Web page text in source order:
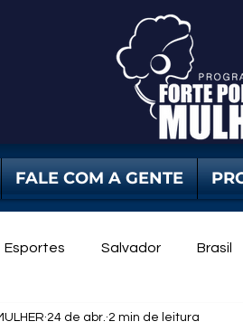
FALE COM A GENTE
Esportes Salvador Brasil
Pública Violência Contra
24 de abr. 2 min de leitura